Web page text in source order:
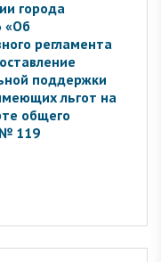
города
«Об
регламента
поддержки
льгот на
общего
№ 119